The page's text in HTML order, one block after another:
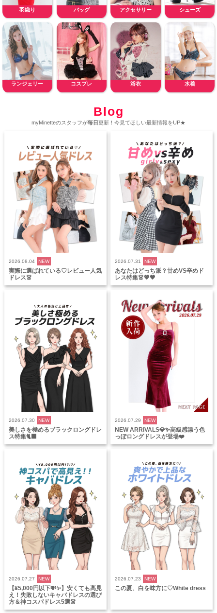
羽織り バッグ アクセサリー シューズ
ランジェリー コスプレ 浴衣 水着
Blog
myMinetteのスタッフが毎日更新！今見てほしい最新情報をUP★
2026.08.04 NEW
実際に選ばれている♡レビュー人気
ドレス👗
2026.07.31 NEW
あなたはどっち派？甘めVS辛めド
レス特集👗💖🖤
2026.07.30 NEW
美しさを極めるブラックロングドレ
ス特集🐈‍⬛
2026.07.29 NEW
NEW ARRIVALS💎✨高級感漂う色
っぽロングドレスが登場❤️
2026.07.27 NEW
【¥5,000円以下💸✨】安くても高見
え！失敗しないキャバドレスの選び
方＆神コスパドレス5選👗
2026.07.23 NEW
この夏、白を味方に♡White dress